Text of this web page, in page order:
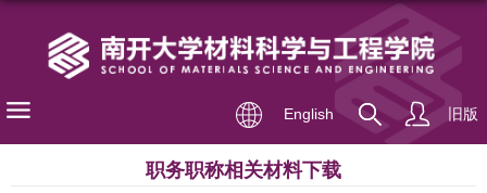
English 旧版
职务职称相关材料下载